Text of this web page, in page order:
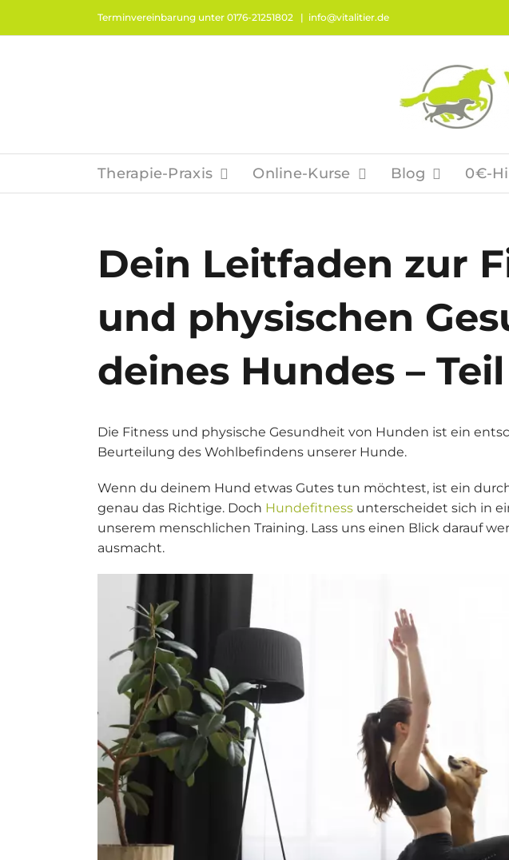
Terminvereinbarung unter 0176-21251802 | info@vitalitier.de
Therapie-Praxis Online-Kurse Blog 0€-
Dein Leitfaden zur
und physischen
deines Hundes –
Die Fitness und physische Gesundheit von Hunden ist ein
Beurteilung des Wohlbefindens unserer Hunde.
Wenn du deinem Hund etwas Gutes tun möchtest, ist ein
genau das Richtige. Doch Hundefitness unterscheidet sich in
unserem menschlichen Training. Lass uns einen Blick darauf
ausmacht.